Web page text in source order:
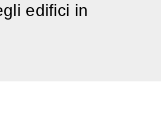
edifici in